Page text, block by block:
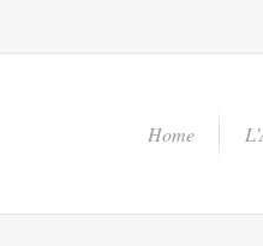
Home